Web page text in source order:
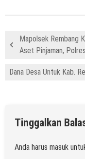
Mapolsek Rembang
Aset Pinjaman,
Dana Desa Untuk Kab.
Tinggalkan
Anda harus masuk